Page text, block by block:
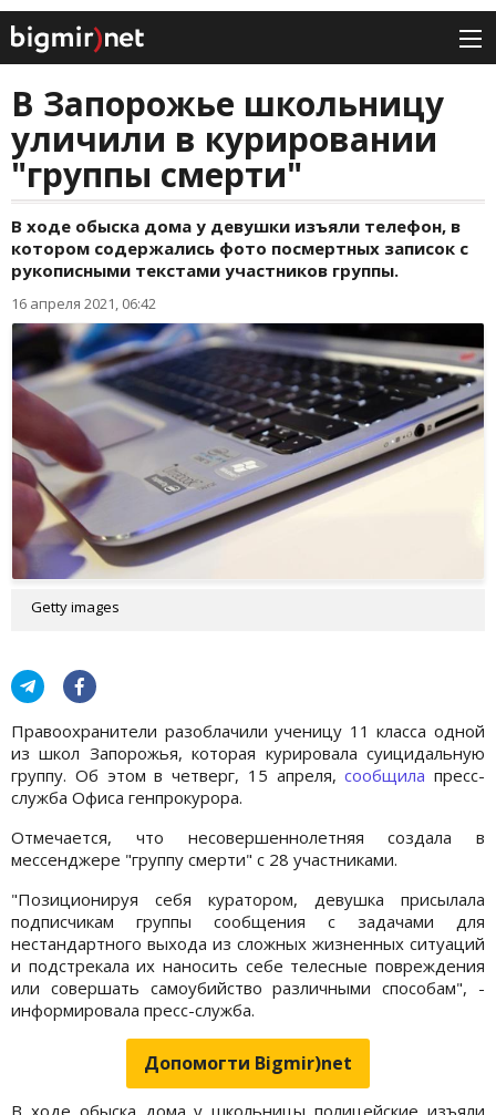
В Запорожье школьницу
уличили в курировании
"группы смерти"
В ходе обыска дома у девушки изъяли телефон, в
котором содержались фото посмертных записок с
рукописными текстами участников группы.
16 апреля 2021, 06:42
Getty images
Правоохранители разоблачили ученицу 11 класса одной
из школ Запорожья, которая курировала суицидальную
группу. Об этом в четверг, 15 апреля,сообщила пресс-
служба Офиса генпрокурора.
Отмечается, что несовершеннолетняя создала в
мессенджере "группу смерти" с 28 участниками.
"Позиционируя себя куратором, девушка присылала
подписчикам группы сообщения с задачами для
нестандартного выхода из сложных жизненных ситуаций
и подстрекала их наносить себе телесные повреждения
или совершать самоубийство различными способам", -
информировала пресс-служба.
Допомогти Bigmir)net
В ходе обыска дома у школьницы полицейские изъяли